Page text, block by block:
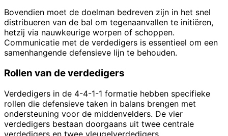
Bovendien moet de doelman bedreven zijn in het snel
distribueren van de bal om tegenaanvallen te initiëren,
hetzij via nauwkeurige worpen of schoppen.
Communicatie met de verdedigers is essentieel om een
samenhangende defensieve lijn te behouden.
Rollen van de verdedigers
Verdedigers in de 4-4-1-1 formatie hebben specifieke
rollen die defensieve taken in balans brengen met
ondersteuning voor de middenvelders. De vier
verdedigers bestaan doorgaans uit twee centrale
verdedigers en twee vleugelverdedigers.